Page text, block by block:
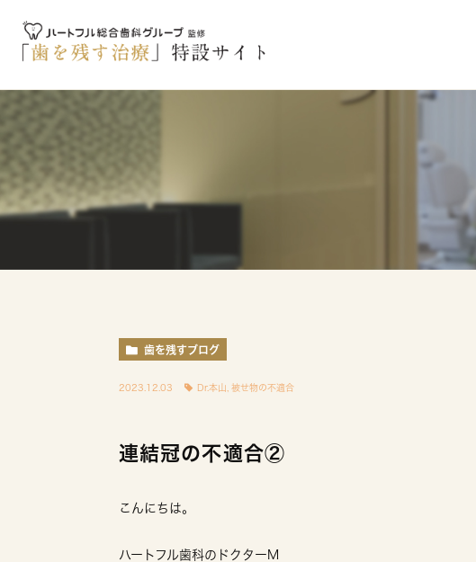
歯を残すブログ
2023.12.03 Dr.本山 被せ物の不適合
連結冠の不適合②
こんにちは。
ハートフル歯科のドクターM